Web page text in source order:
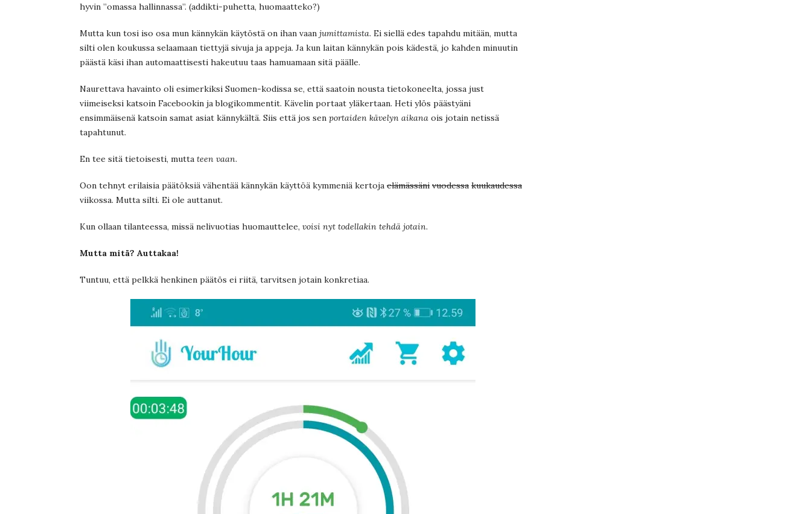
hyvin ”omassa hallinnassa”. (addikti-puhetta, huomaatteko?)
Mutta kun tosi iso osa mun kännykän käytöstä on ihan vaan jumittamista. Ei siellä edes tapahdu mitään, mutta
silti olen koukussa selaamaan tiettyjä sivuja ja appeja. Ja kun laitan kännykän pois kädestä, jo kahden minuutin
päästä käsi ihan automaattisesti hakeutuu taas hamuamaan sitä päälle.
Naurettava havainto oli esimerkiksi Suomen-kodissa se, että saatoin nousta tietokoneelta, jossa just
viimeiseksi katsoin Facebookin ja blogikommentit. Kävelin portaat yläkertaan. Heti ylös päästyäni
ensimmäisenä katsoin samat asiat kännykältä. Siis että jos sen portaiden kävelyn aikana ois jotain netissä
tapahtunut.
En tee sitä tietoisesti, mutta teen vaan.
Oon tehnyt erilaisia päätöksiä vähentää kännykän käyttöä kymmeniä kertoja elämässäni vuodessa kuukaudessa
viikossa. Mutta silti. Ei ole auttanut.
Kun ollaan tilanteessa, missä nelivuotias huomauttelee, voisi nyt todellakin tehdä jotain.
Mutta mitä? Auttakaa!
Tuntuu, että pelkkä henkinen päätös ei riitä, tarvitsen jotain konkretiaa.